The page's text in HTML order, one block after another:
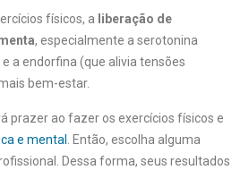
físicos, a liberação de
, especialmente a serotonina
a endorfina (que alivia tensões
bem-estar.
prazer ao fazer os exercícios físicos e
e mental
. Então, escolha alguma
Dessa forma, seus resultados